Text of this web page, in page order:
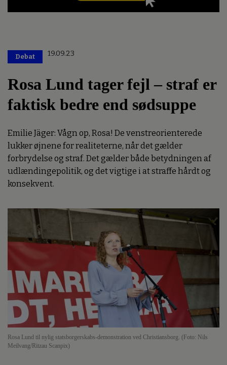
Debat 19.09.23
Rosa Lund tager fejl – straf er
faktisk bedre end sødsuppe
Emilie Jäger: Vågn op, Rosa! De venstreorienterede
lukker øjnene for realiteterne, når det gælder
forbrydelse og straf. Det gælder både betydningen af
udlændingepolitik, og det vigtige i at straffe hårdt og
konsekvent.
Rosa Lund til nylig statsborgerskabs-demonstration ved Christiansborg. (Foto: Nils
Meilvang/Ritzau Scanpix)